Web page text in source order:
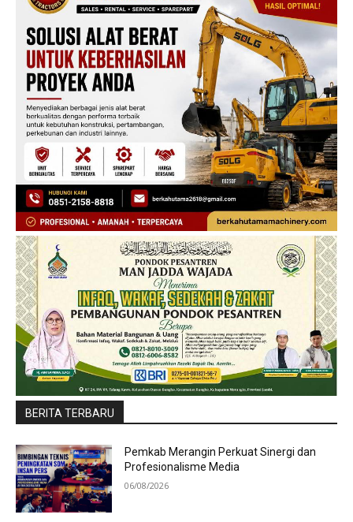
BERITA TERBARU
Pemkab Merangin Perkuat Sinergi dan
Profesionalisme Media
06/08/2026